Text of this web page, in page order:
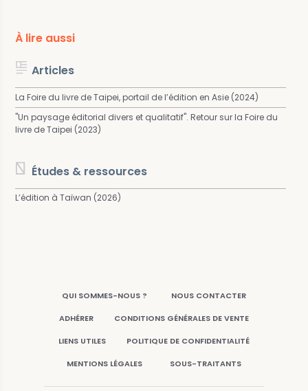
À lire aussi
Articles
La Foire du livre de Taipei, portail de l’édition en Asie (2024)
"Un paysage éditorial divers et qualitatif". Retour sur la Foire du
livre de Taipei (2023)
Études & ressources
L’édition à Taïwan (2026)
QUI SOMMES-NOUS ? NOUS CONTACTER
ADHÉRER CONDITIONS GÉNÉRALES DE VENTE
LIENS UTILES POLITIQUE DE CONFIDENTIALITÉ
MENTIONS LÉGALES SOUS-TRAITANTS